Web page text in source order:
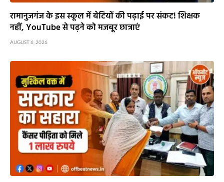
रामानुजगंज के इस स्कूल में बेटियों की पढ़ाई पर संकट! शिक्षक
नहीं, YouTube से पढ़ने को मजबूर छात्राएं
AUGUST 6, 2026